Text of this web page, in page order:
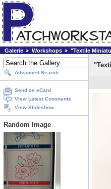
Galerie Workshops "Textile
Advanced Search
Send as eCard
View Latest Comments
View Slideshow
Random Image